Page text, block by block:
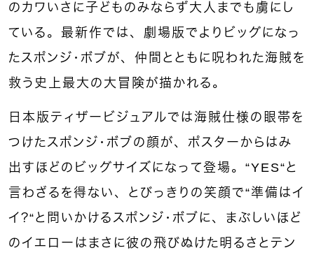
のカワいさに子どものみならず大人までも虜にし
ている。最新作では、劇場版でよりビッグになっ
たスポンジ・ボブが、仲間とともに呪われた海賊を
救う史上最大の大冒険が描かれる。
日本版ティザービジュアルでは海賊仕様の眼帯を
つけたスポンジ・ボブの顔が、ポスターからはみ
出すほどのビッグサイズになって登場。“YES“と
言わざるを得ない、とびっきりの笑顔で“準備はイ
イ？“と問いかけるスポンジ・ボブに、まぶしいほど
のイエローはまさに彼の飛びぬけた明るさとテン